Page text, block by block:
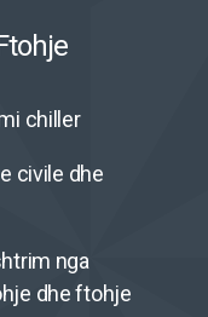
chiller
civile dhe
nga
dhe ftohje